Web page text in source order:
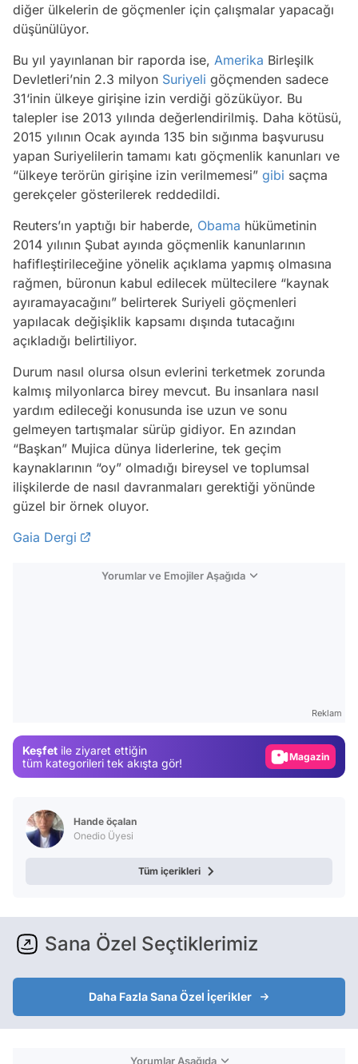
diğer ülkelerin de göçmenler için çalışmalar yapacağı
düşünülüyor.
Bu yıl yayınlanan bir raporda ise, Amerika Birleşilk
Devletleri’nin 2.3 milyon Suriyeli göçmenden sadece
31‘inin ülkeye girişine izin verdiği gözüküyor. Bu
talepler ise 2013 yılında değerlendirilmiş. Daha kötüsü,
2015 yılının Ocak ayında 135 bin sığınma başvurusu
yapan Suriyelilerin tamamı katı göçmenlik kanunları ve
“ülkeye terörün girişine izin verilmemesi” gibi saçma
gerekçeler gösterilerek reddedildi.
Reuters’ın yaptığı bir haberde, Obama hükümetinin
2014 yılının Şubat ayında göçmenlik kanunlarının
hafifleştirileceğine yönelik açıklama yapmış olmasına
rağmen, büronun kabul edilecek mültecilere “kaynak
ayıramayacağını” belirterek Suriyeli göçmenleri
yapılacak değişiklik kapsamı dışında tutacağını
açıkladığı belirtiliyor.
Durum nasıl olursa olsun evlerini terketmek zorunda
kalmış milyonlarca birey mevcut. Bu insanlara nasıl
yardım edileceği konusunda ise uzun ve sonu
gelmeyen tartışmalar sürüp gidiyor. En azından
“Başkan” Mujica dünya liderlerine, tek geçim
kaynaklarının “oy” olmadığı bireysel ve toplumsal
ilişkilerde de nasıl davranmaları gerektiği yönünde
güzel bir örnek oluyor.
Gaia Dergi
Yorumlar ve Emojiler Aşağıda
Reklam
Keşfet ile ziyaret ettiğin
tüm kategorileri tek akışta gör!
Gündem
Magazin
Video
Hande öçalan
Onedio Üyesi
Tüm içerikleri
Sana Özel Seçtiklerimiz
Daha Fazla Sana Özel İçerikler
Yorumlar Aşağıda